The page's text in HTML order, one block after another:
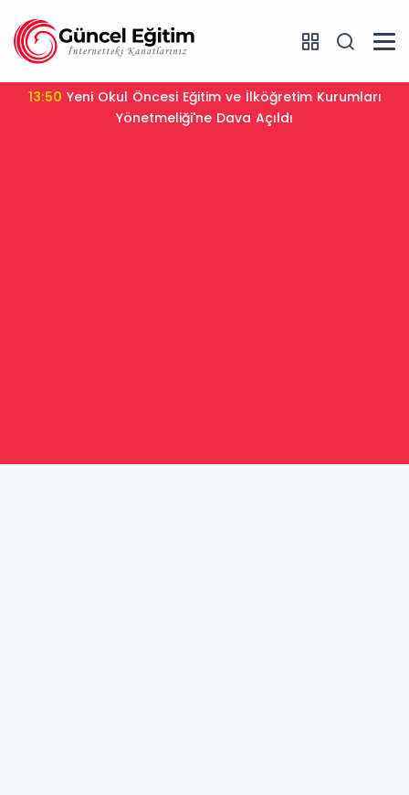
13:50
Yönetmeliği'ne Dava Açıldı